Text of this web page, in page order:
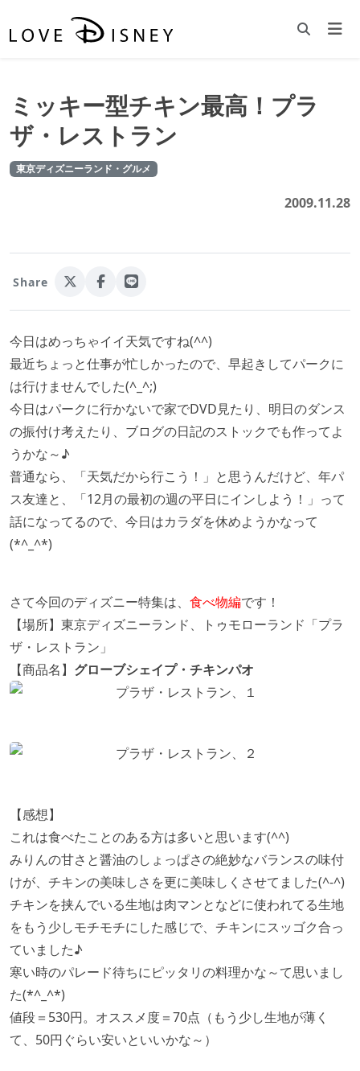
ミッキー型チキン最高！プラ
ザ・レストラン
東京ディズニーランド・グルメ
2009.11.28
Share
今日はめっちゃイイ天気ですね(^^)
最近ちょっと仕事が忙しかったので、早起きしてパークに
は行けませんでした(^_^;)
今日はパークに行かないで家でDVD見たり、明日のダンス
の振付け考えたり、ブログの日記のストックでも作ってよ
うかな～♪
普通なら、「天気だから行こう！」と思うんだけど、年パ
ス友達と、「12月の最初の週の平日にインしよう！」って
話になってるので、今日はカラダを休めようかなって
(*^_^*)
さて今回のディズニー特集は、 食べ物編です！
【場所】東京ディズニーランド、トゥモローランド「プラ
ザ・レストラン」
【商品名】 グローブシェイプ・チキンパオ
【感想】
これは食べたことのある方は多いと思います(^^)
みりんの甘さと醤油のしょっぱさの絶妙なバランスの味付
けが、チキンの美味しさを更に美味しくさせてました(^-^)
チキンを挟んでいる生地は肉マンとなどに使われてる生地
をもう少しモチモチにした感じで、チキンにスッゴク合っ
ていました♪
寒い時のパレード待ちにピッタリの料理かな～て思いまし
た(*^_^*)
値段＝530円。オススメ度＝70点（もう少し生地が薄く
て、50円ぐらい安いといいかな～）